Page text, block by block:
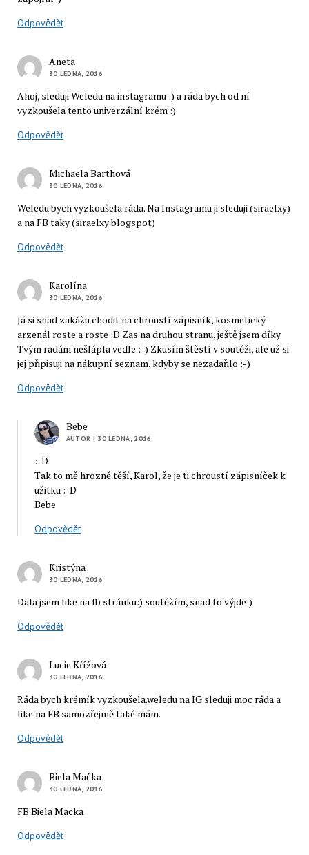
Odpovědět
Aneta
30 LEDNA, 2016
Ahoj, sleduji Weledu na instagramu :) a ráda bych od ní
vyzkoušela tento univerzální krém :)
Odpovědět
Michaela Barthová
30 LEDNA, 2016
Weledu bych vyzkoušela ráda. Na Instagramu ji sleduji (siraelxy)
a na FB taky (siraelxy blogspot)
Odpovědět
Karolína
30 LEDNA, 2016
Já si snad zakážu chodit na chroustí zápisník, kosmetický
arzenál roste a roste :D Zas na druhou stranu, ještě jsem díky
Tvým radám nešlápla vedle :-) Zkusím štěstí v soutěži, ale už si
jej připisuji na nákupní seznam, kdyby se nezadařilo :-)
Odpovědět
Bebe
AUTOR | 30 LEDNA, 2016
:-D
Tak to mě hrozně těší, Karol, že je ti chroustí zápisníček k
užitku :-D
Bebe
Odpovědět
Kristýna
30 LEDNA, 2016
Dala jsem like na fb stránku:) soutěžím, snad to výjde:)
Odpovědět
Lucie Křížová
30 LEDNA, 2016
Ráda bych krémík vyzkoušela.weledu na IG sleduji moc ráda a
like na FB samozřejmě také mám.
Odpovědět
Biela Mačka
30 LEDNA, 2016
FB Biela Macka
Odpovědět